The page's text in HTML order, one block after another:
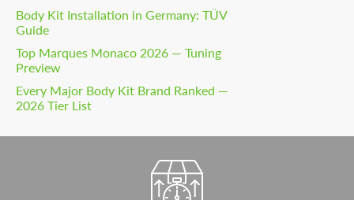
Body Kit Installation in Germany: TÜV
Guide
Top Marques Monaco 2026 — Tuning
Preview
Every Major Body Kit Brand Ranked —
2026 Tier List